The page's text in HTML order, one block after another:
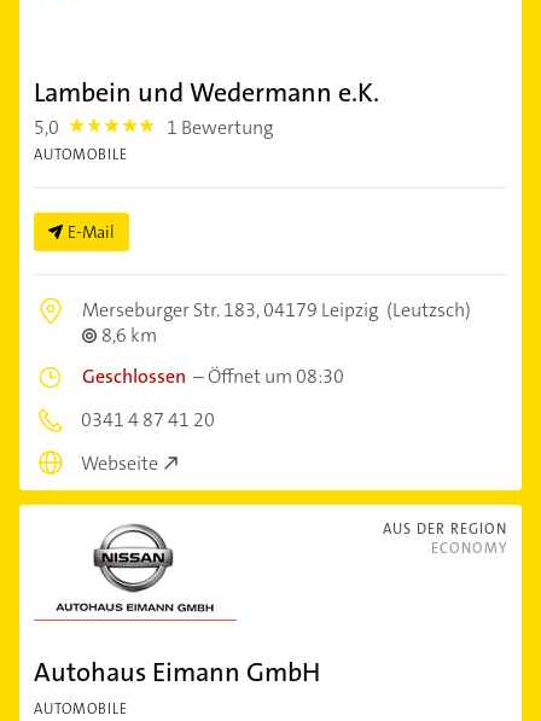
Lambein und Wedermann e.K.
5,0 5.0 1 Bewertung
AUTOMOBILE
E-Mail
Merseburger Str. 183,04179 Leipzig (Leutzsch)
8,6 km
Geschlossen –Öffnet um 08:30
0341 4 87 41 20
Webseite
AUS DER REGION
ECONOMY
Autohaus Eimann GmbH
AUTOMOBILE